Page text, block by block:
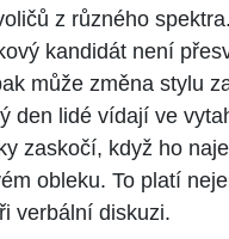
z různého
kandidát není
může změna stylu
den lidé vídají ve
zaskočí, když ho
obleku. To platí
verbální diskuzi.